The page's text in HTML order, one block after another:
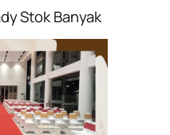
Stok Banyak